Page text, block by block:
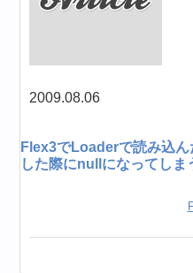
2009.08.06
Flex3でLoaderで読み込
した際にnullになってしま